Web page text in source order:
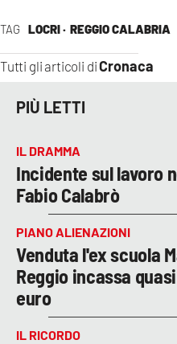
TAG LOCRI · REGGIO CALABRIA
Tutti gli articoli diCronaca
PIÙ LETTI
IL DRAMMA
Incidente sul lavoro
Fabio Calabrò
PIANO ALIENAZIONI
Venduta l'ex scuola
Reggio incassa
euro
IL RICORDO